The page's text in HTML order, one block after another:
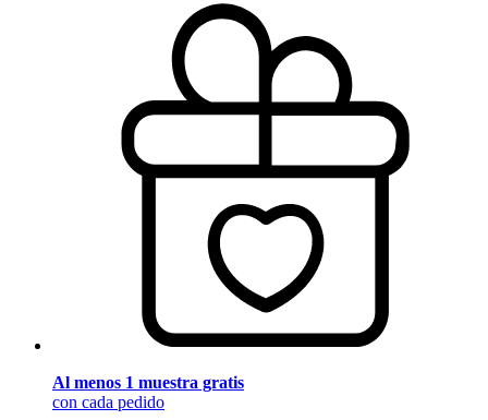
Al menos 1 muestra gratis
con cada pedido